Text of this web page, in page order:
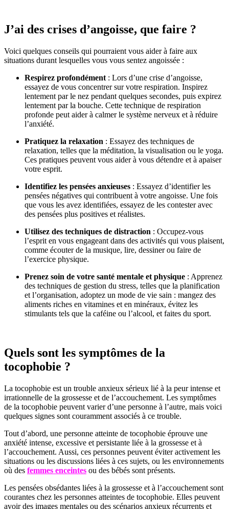
J’ai des crises d’angoisse, que faire ?
Voici quelques conseils qui pourraient vous aider à faire aux
situations durant lesquelles vous vous sentez angoissée :
Respirez profondément : Lors d’une crise d’angoisse,
essayez de vous concentrer sur votre respiration. Inspirez
lentement par le nez pendant quelques secondes, puis expirez
lentement par la bouche. Cette technique de respiration
profonde peut aider à calmer le système nerveux et à réduire
l’anxiété.
Pratiquez la relaxation : Essayez des techniques de
relaxation, telles que la méditation, la visualisation ou le yoga.
Ces pratiques peuvent vous aider à vous détendre et à apaiser
votre esprit.
Identifiez les pensées anxieuses : Essayez d’identifier les
pensées négatives qui contribuent à votre angoisse. Une fois
que vous les avez identifiées, essayez de les contester avec
des pensées plus positives et réalistes.
Utilisez des techniques de distraction : Occupez-vous
l’esprit en vous engageant dans des activités qui vous plaisent,
comme écouter de la musique, lire, dessiner ou faire de
l’exercice physique.
Prenez soin de votre santé mentale et physique : Apprenez
des techniques de gestion du stress, telles que la planification
et l’organisation, adoptez un mode de vie sain : mangez des
aliments riches en vitamines et en minéraux, évitez les
stimulants tels que la caféine ou l’alcool, et faites du sport.
Quels sont les symptômes de la
tocophobie ?
La tocophobie est un trouble anxieux sérieux lié à la peur intense et
irrationnelle de la grossesse et de l’accouchement. Les symptômes
de la tocophobie peuvent varier d’une personne à l’autre, mais voici
quelques signes sont couramment associés à ce trouble.
Tout d’abord, une personne atteinte de tocophobie éprouve une
anxiété intense, excessive et persistante liée à la grossesse et à
l’accouchement. Aussi, ces personnes peuvent éviter activement les
situations ou les discussions liées à ces sujets, ou les environnements
où des femmes enceintes ou des bébés sont présents.
Les pensées obsédantes liées à la grossesse et à l’accouchement sont
courantes chez les personnes atteintes de tocophobie. Elles peuvent
avoir des images mentales ou des scénarios anxieux récurrents et